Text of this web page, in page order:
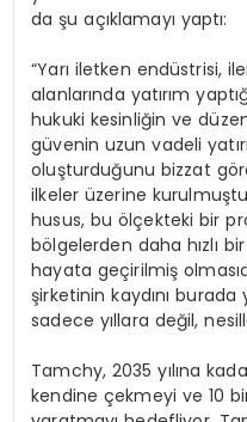
da şu açıklamayı yaptı:
“Yarı iletken endüstrisi,
alanlarında yatırım
hukuki kesinliğin ve
güvenin uzun vadeli
oluşturduğunu bizzat
ilkeler üzerine
husus, bu ölçekteki bir
bölgelerden daha hızlı
hayata geçirilmiş
şirketinin kaydını burada
sadece yıllara değil,
Tamchy, 2035 yılına
kendine çekmeyi ve 10